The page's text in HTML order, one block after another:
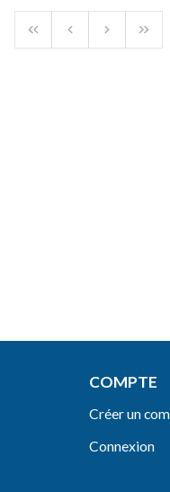
COMPTE
Créer un
Connexion